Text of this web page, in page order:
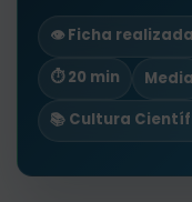
👁️ Ficha
⏱ 20 min
Media
📚 Cultura